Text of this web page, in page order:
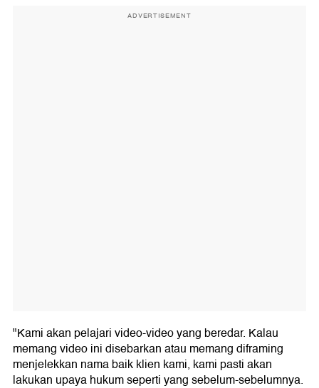
ADVERTISEMENT
"Kami akan pelajari video-video yang beredar. Kalau
memang video ini disebarkan atau memang diframing
menjelekkan nama baik klien kami, kami pasti akan
lakukan upaya hukum seperti yang sebelum-sebelumnya.